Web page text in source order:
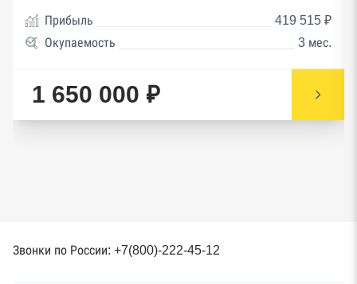
Прибыль
419 515 ₽
Окупаемость
3 мес.
1 650 000 ₽
Звонки по России: +7(800)-222-45-12